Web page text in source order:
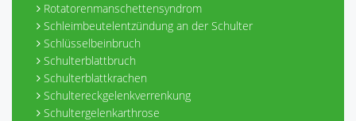
Rotatorenmanschettensyndrom
Schleimbeutelentzündung an der Schulter
Schlüsselbeinbruch
Schulterblattbruch
Schulterblattkrachen
Schultereckgelenkverrenkung
Schultergelenkarthrose